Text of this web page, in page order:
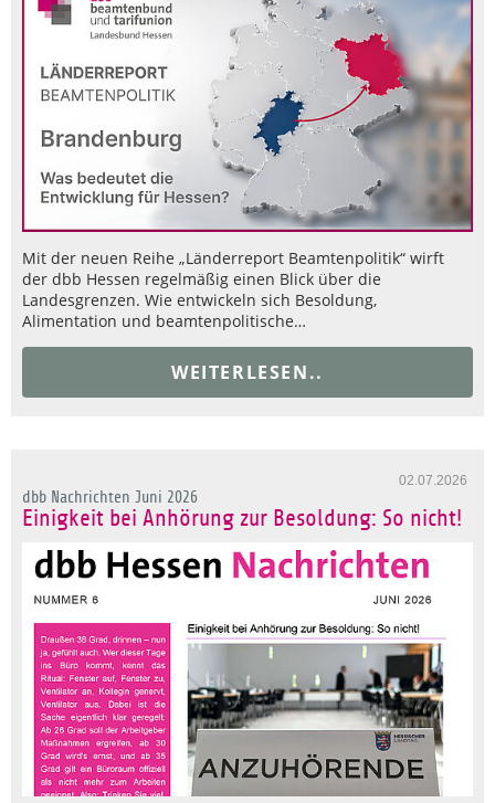
Mit der neuen Reihe „Länderreport Beamtenpolitik“ wirft
der dbb Hessen regelmäßig einen Blick über die
Landesgrenzen. Wie entwickeln sich Besoldung,
Alimentation und beamtenpolitische…
WEITERLESEN..
02.07.2026
dbb Nachrichten Juni 2026
Einigkeit bei Anhörung zur Besoldung: So nicht!